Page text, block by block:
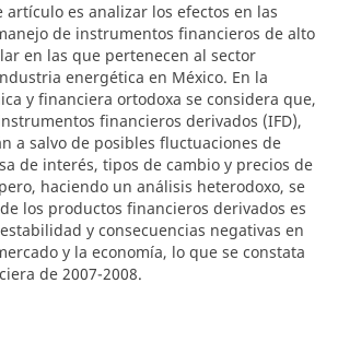
artículo es analizar los efectos en las
de instrumentos financieros de alto
en las que pertenecen al sector
energética en México. En la
y financiera ortodoxa se considera que,
financieros derivados (IFD),
a salvo de posibles fluctuaciones de
de interés, tipos de cambio y precios de
haciendo un análisis heterodoxo, se
los productos financieros derivados es
y consecuencias negativas en
y la economía, lo que se constata
de 2007-2008.